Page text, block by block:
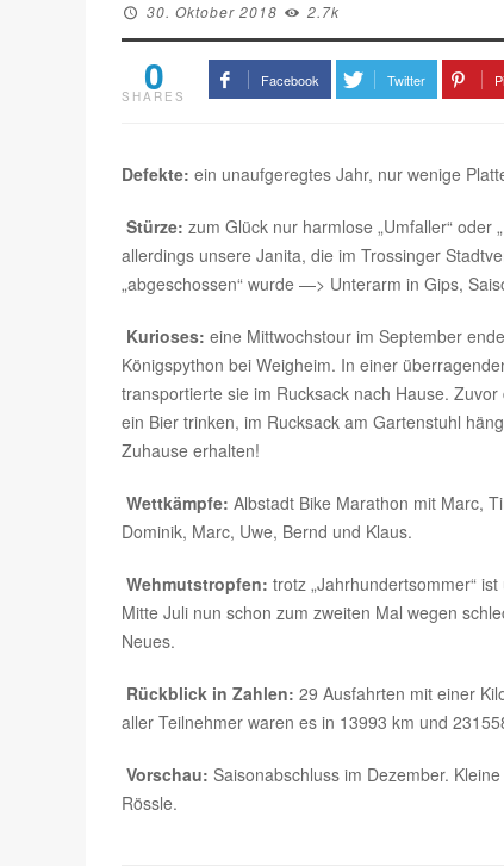
30. Oktober 2018 2.7k
0
SHARES
Facebook Twitter
Defekte: ein unaufgeregtes Jahr, nur wenige
Stürze: zum Glück nur harmlose „Umfaller“ oder
allerdings unsere Janita, die im Trossinger
„abgeschossen“ wurde —> Unterarm in Gips,
Kurioses: eine Mittwochstour im September
Königspython bei Weigheim. In einer
transportierte sie im Rucksack nach Hause.
ein Bier trinken, im Rucksack am Gartenstuhl
Zuhause erhalten!
Wettkämpfe: Albstadt Bike Marathon mit Marc,
Dominik, Marc, Uwe, Bernd und Klaus.
Wehmutstropfen: trotz „Jahrhundertsommer“
Mitte Juli nun schon zum zweiten Mal wegen
Neues.
Rückblick in Zahlen: 29 Ausfahrten mit einer
aller Teilnehmer waren es in 13993 km und
Vorschau: Saisonabschluss im Dezember.
Rössle.